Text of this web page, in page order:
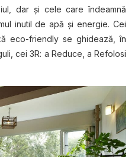
dar şi cele care îndeamnă
inutil de apă şi energie. Cei
eco-friendly se ghidează, în
cei 3R: a Reduce, a Refolosi